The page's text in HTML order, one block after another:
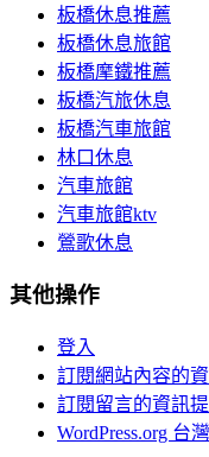
板橋休息推薦
板橋休息旅館
板橋摩鐵推薦
板橋汽旅休息
板橋汽車旅館
林口休息
汽車旅館
汽車旅館ktv
鶯歌休息
其他操作
登入
訂閱網站內容的
訂閱留言的資訊
WordPress.org 台